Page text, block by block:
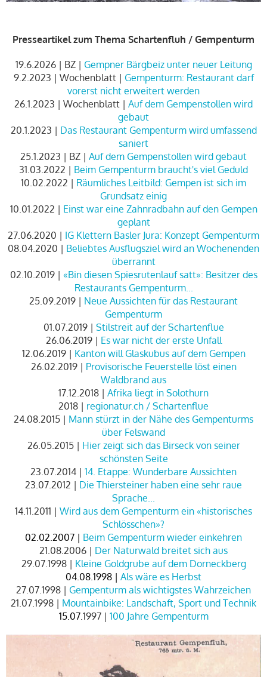
Presseartikel zum Thema Schartenfluh / Gempenturm
19.6.2026 | BZ | Gempner Bärgbeiz unter neuer Leitung
9.2.2023 | Wochenblatt | Gempenturm: Restaurant darf
vorerst nicht erweitert werden
26.1.2023 | Wochenblatt | Auf dem Gempenstollen wird
gebaut
20.1.2023 | Das Restaurant Gempenturm wird umfassend
saniert
25.1.2023 | BZ | Auf dem Gempenstollen wird gebaut
31.03.2022 | Beim Gempenturm braucht's viel Geduld
10.02.2022 | Räumliches Leitbild: Gempen ist sich im
Grundsatz einig
10.01.2022 | Einst war eine Zahnradbahn auf den Gempen
geplant
27.06.2020 | IG Klettern Basler Jura: Konzept Gempenturm
08.04.2020 | Beliebtes Ausflugsziel wird an Wochenenden
überrannt
02.10.2019 | «Bin diesen Spiesrutenlauf satt»: Besitzer des
Restaurants Gempenturm...
25.09.2019 | Neue Aussichten für das Restaurant
Gempenturm
01.07.2019 | Stilstreit auf der Schartenflue
26.06.2019 | Es war nicht der erste Unfall
12.06.2019 | Kanton will Glaskubus auf dem Gempen
26.02.2019 | Provisorische Feuerstelle löst einen
Waldbrand aus
17.12.2018 | Afrika liegt in Solothurn
2018 | regionatur.ch / Schartenflue
24.08.2015 | Mann stürzt in der Nähe des Gempenturms
über Felswand
26.05.2015 | Hier zeigt sich das Birseck von seiner
schönsten Seite
23.07.2014 | 14. Etappe: Wunderbare Aussichten
23.07.2012 | Die Thiersteiner haben eine sehr raue
Sprache...
14.11.2011 | Wird aus dem Gempenturm ein «historisches
Schlösschen»?
02.02. 2007 | Beim Gempenturm wieder einkehren
21.08.2006 | Der Naturwald breitet sich aus
29.07.1998 | Kleine Goldgrube auf dem Dorneckberg
04.08.1998 | Als wäre es Herbst
27.07.1998 | Gempenturm als wichtigstes Wahrzeichen
21.07.1998 | Mountainbike: Landschaft, Sport und Technik
15.07. 1997 | 100 Jahre Gempenturm